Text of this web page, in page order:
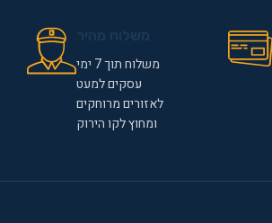
משלוח תוך 7 ימי
עסקים למעט
לאזורים מרוחקים
ומחוץ לקו הירוק